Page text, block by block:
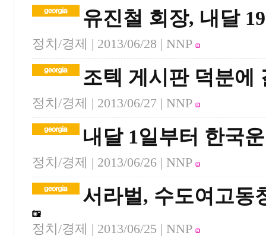
유진철 회장, 내달
정치/경제 | 2013/06/28 | NNP
조텍 게시판 덕분에
정치/경제 | 2013/06/27 | NNP
내달 1일부터 한국
정치/경제 | 2013/06/26 | NNP
서라벌, 수도여고동
정치/경제 | 2013/06/25 | NNP